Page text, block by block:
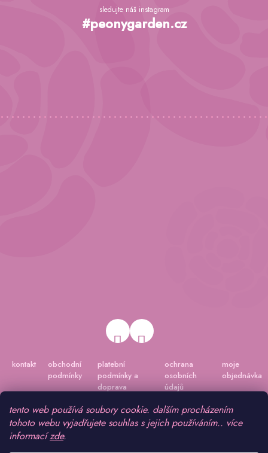
tento web používá soubory cookie. dalším procházením
tohoto webu vyjadřujete souhlas s jejich používáním.. více
informacízde.
sledujte náš instagram
#peonygarden.cz
kontakt
obchodní
podmínky
platební
podmínky a
doprava
ochrana
osobních
údajů
moje
objednávka